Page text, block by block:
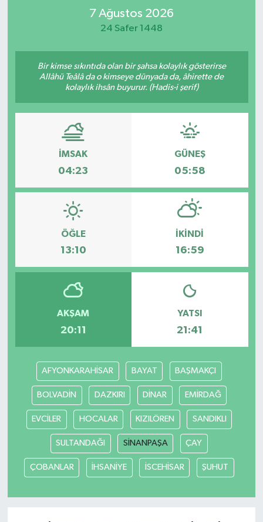
7 Ağustos 2026
24 Safer 1448
Bir kimse sıkıntıda olan bir şahsa kolaylık gösterirse
Allâhü Teâlâ da o kimseye dünyada da, âhirette de
kolaylık ihsân buyurur. (Hadis-i şerif)
İMSAK
04:23
GÜNEŞ
05:58
ÖĞLE
13:10
İKINDI
16:59
AKŞAM
20:11
YATSI
21:41
AFYONKARAHİSAR BAYAT BAŞMAKÇI
BOLVADİN DAZKIRI DİNAR EMİRDAĞ
EVCİLER HOCALAR KIZILÖREN SANDIKLI
SULTANDAĞI SİNANPAŞA ÇAY
ÇOBANLAR İHSANİYE İSCEHİSAR ŞUHUT
Kültür - Sanat
Lider Haber TV Canlı Yayın izle